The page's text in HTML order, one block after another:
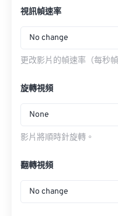
視訊幀速率
No change
更改影片的幀速率（每秒幀
旋轉視頻
None
影片將順時針旋轉。
翻轉視頻
No change